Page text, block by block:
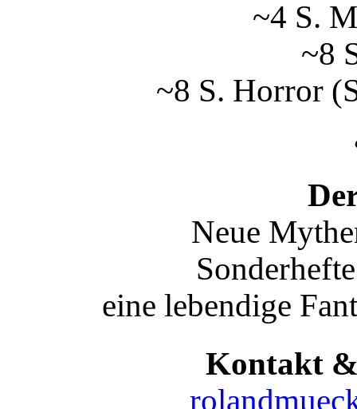
~4 S.
~8
~8 S. Horror
Neue
eine lebendige
Kontakt